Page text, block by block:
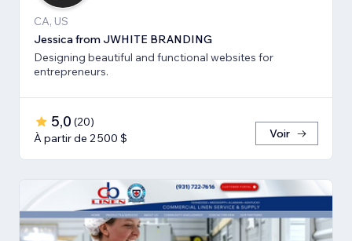
CA, US
Jessica from JWHITE BRANDING
Designing beautiful and functional websites for
entrepreneurs.
5,0 (20)
À partir de 2 500 $
Voir